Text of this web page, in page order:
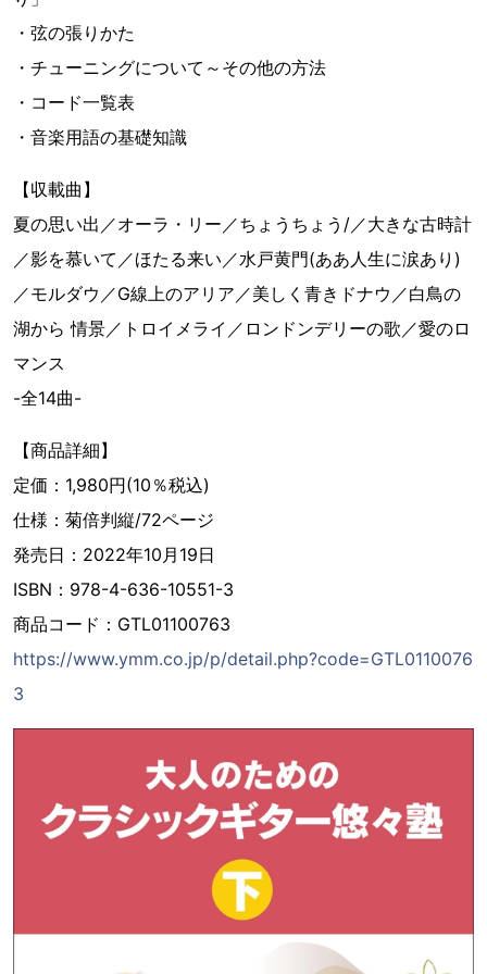
・弦の張りかた
・チューニングについて～その他の方法
・コード一覧表
・音楽用語の基礎知識
【収載曲】
夏の思い出／オーラ・リー／ちょうちょう/／大きな古時計
／影を慕いて／ほたる来い／水戸黄門(ああ人生に涙あり)
／モルダウ／G線上のアリア／美しく青きドナウ／白鳥の
湖から 情景／トロイメライ／ロンドンデリーの歌／愛のロ
マンス
-全14曲-
【商品詳細】
定価：1,980円(10％税込)
仕様：菊倍判縦/72ページ
発売日：2022年10月19日
ISBN：978-4-636-10551-3
商品コード：GTL01100763
https://www.ymm.co.jp/p/detail.php?code=GTL0110076
3